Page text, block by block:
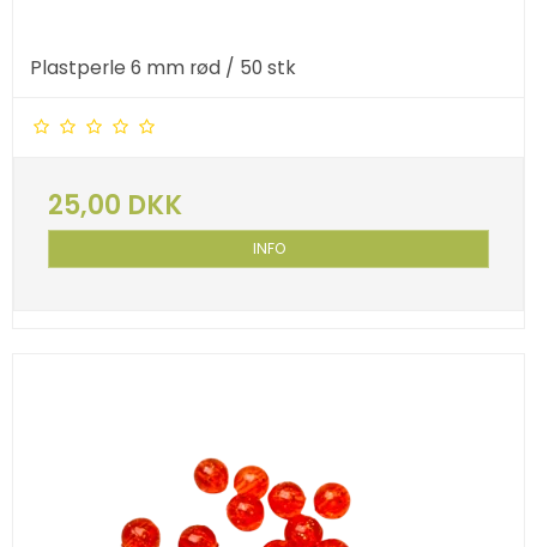
Plastperle 6 mm rød / 50 stk
25,00 DKK
INFO